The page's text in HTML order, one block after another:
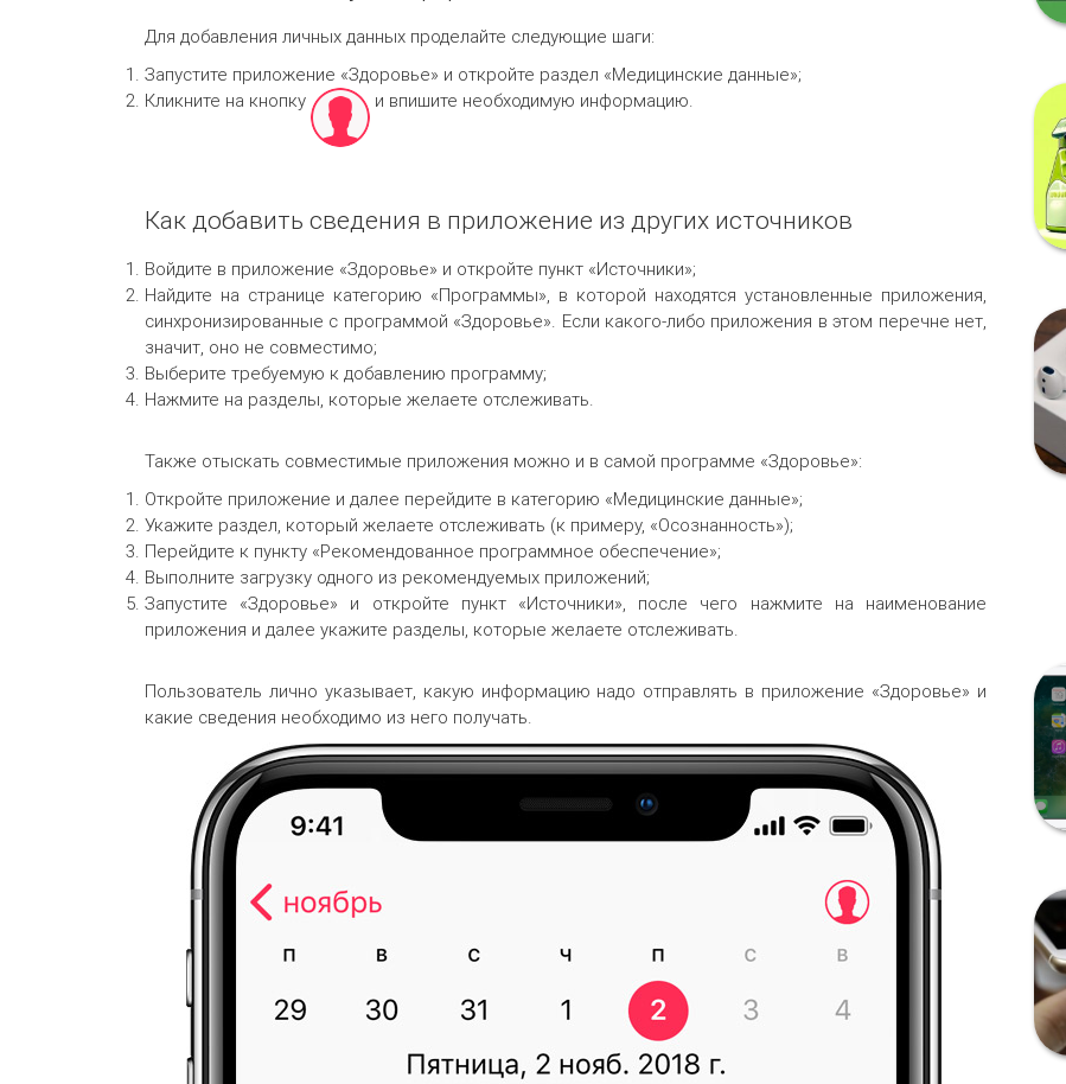
Для добавления личных данных проделайте следующие шаги:
Запустите приложение «Здоровье» и откройте раздел «Медицинские данные»;
Кликните на кнопку
и впишите необходимую информацию.
Как добавить сведения в приложение из других источников
Войдите в приложение «Здоровье» и откройте пункт «Источники»;
Найдите на странице категорию «Программы», в которой находятся установленные приложения,
синхронизированные с программой «Здоровье». Если какого-либо приложения в этом перечне нет,
значит, оно не совместимо;
Выберите требуемую к добавлению программу;
Нажмите на разделы, которые желаете отслеживать.
Также отыскать совместимые приложения можно и в самой программе «Здоровье»:
Откройте приложение и далее перейдите в категорию «Медицинские данные»;
Укажите раздел, который желаете отслеживать (к примеру, «Осознанность»);
Перейдите к пункту «Рекомендованное программное обеспечение»;
Выполните загрузку одного из рекомендуемых приложений;
Запустите «Здоровье» и откройте пункт «Источники», после чего нажмите на наименование
приложения и далее укажите разделы, которые желаете отслеживать.
Пользователь лично указывает, какую информацию надо отправлять в приложение «Здоровье» и
какие сведения необходимо из него получать.